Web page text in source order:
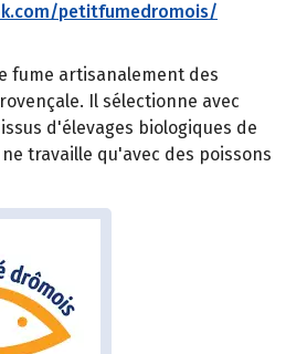
petitfumedromois/
fume artisanalement des
Il sélectionne avec
d'élevages biologiques de
travaille qu'avec des poissons